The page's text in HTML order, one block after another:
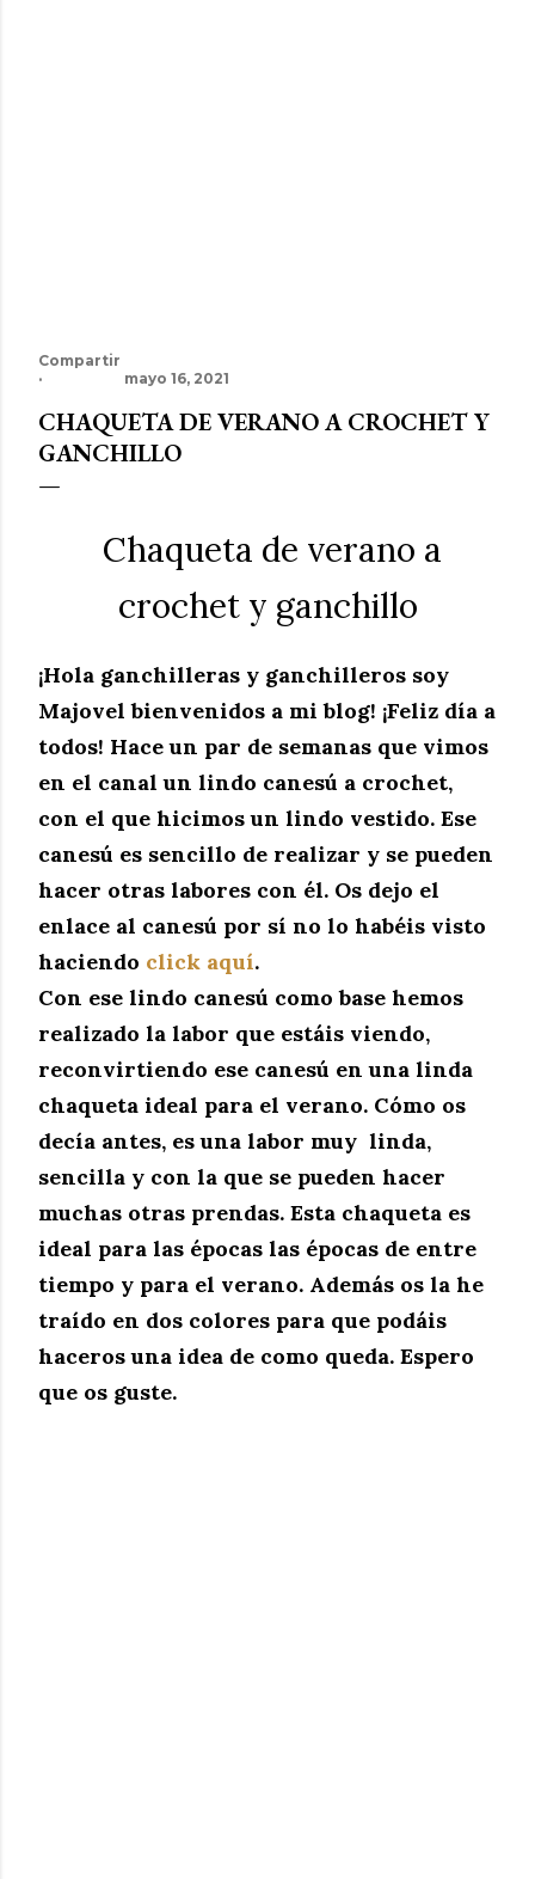
Compartir
mayo 16, 2021
CHAQUETA DE VERANO A CROCHET Y
GANCHILLO
Chaqueta de verano a
crochet y ganchillo
¡Hola ganchilleras y ganchilleros soy
Majovel bienvenidos a mi blog! ¡Feliz día a
todos! Hace un par de semanas que vimos
en el canal un lindo canesú a crochet,
con el que hicimos un lindo vestido. Ese
canesú es sencillo de realizar y se pueden
hacer otras labores con él. Os dejo el
enlace al canesú por sí no lo habéis visto
haciendo click aquí.
Con ese lindo canesú como base hemos
realizado la labor que estáis viendo,
reconvirtiendo ese canesú en una linda
chaqueta ideal para el verano. Cómo os
decía antes, es una labor muy linda,
sencilla y con la que se pueden hacer
muchas otras prendas. Esta chaqueta es
ideal para las épocas las épocas de entre
tiempo y para el verano. Además os la he
traído en dos colores para que podáis
haceros una idea de como queda. Espero
que os guste.